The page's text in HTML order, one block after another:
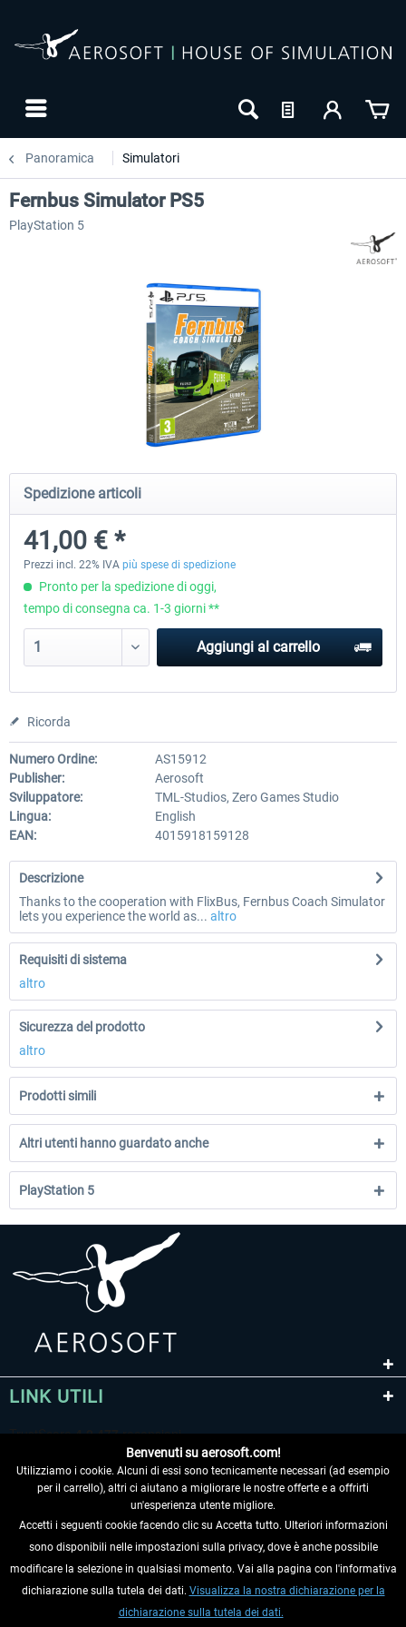
Panoramica Simulatori
Fernbus Simulator
30,71 € *
Train Simulator Classic
Fernbus Simulator PS5
PlayStation 5
Spedizione articoli
41,00 € *
Prezzi incl. 22% IVA più spese di spedizione
Pronto per la spedizione di oggi,
tempo di consegna ca. 1-3 giorni **
Aggiungi al carrello
Ricorda
Numero Ordine:
AS15912
Publisher:
Aerosoft
Sviluppatore:
TML-Studios, Zero Games Studio
Lingua:
English
EAN:
4015918159128
Descrizione
Thanks to the cooperation with FlixBus, Fernbus Coach Simulator
lets you experience the world as... altro
Requisiti di sistema
altro
Sicurezza del prodotto
altro
Prodotti simili
Altri utenti hanno guardato anche
PlayStation 5
LINK UTILI
RECEDERE DAL CONTRATTO
INFORMAZIONI
Benvenuti su aerosoft.com!
Utilizziamo i cookie. Alcuni di essi sono tecnicamente necessari (ad esempio
per il carrello), altri ci aiutano a migliorare le nostre offerte e a offrirti
un'esperienza utente migliore.
Accetti i seguenti cookie facendo clic su Accetta tutto. Ulteriori informazioni
sono disponibili nelle impostazioni sulla privacy, dove è anche possibile
modificare la selezione in qualsiasi momento. Vai alla pagina con l'informativa
dichiarazione sulla tutela dei dati. Visualizza la nostra dichiarazione per la
dichiarazione sulla tutela dei dati.